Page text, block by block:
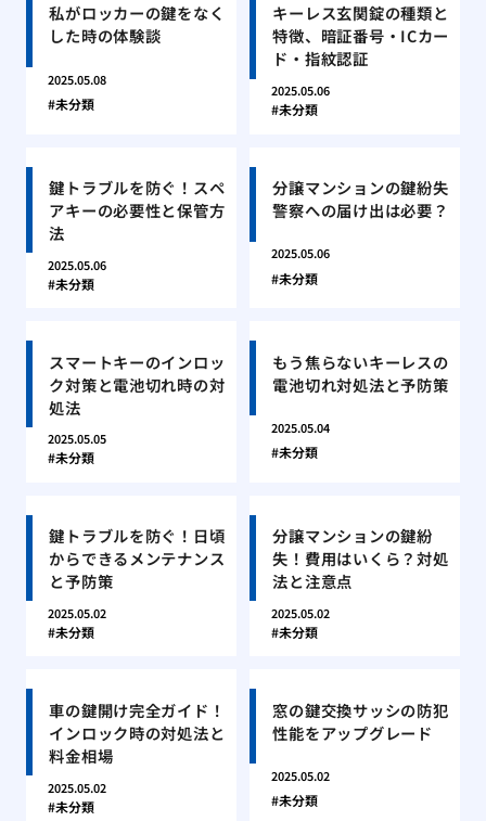
私がロッカーの鍵をなく
した時の体験談
2025.05.08
未分類
キーレス玄関錠の種類と
特徴、暗証番号・ICカー
ド・指紋認証
2025.05.06
未分類
鍵トラブルを防ぐ！スペ
アキーの必要性と保管方
法
2025.05.06
未分類
分譲マンションの鍵紛失
警察への届け出は必要？
2025.05.06
未分類
スマートキーのインロッ
ク対策と電池切れ時の対
処法
2025.05.05
未分類
もう焦らないキーレスの
電池切れ対処法と予防策
2025.05.04
未分類
鍵トラブルを防ぐ！日頃
からできるメンテナンス
と予防策
2025.05.02
未分類
分譲マンションの鍵紛
失！費用はいくら？対処
法と注意点
2025.05.02
未分類
車の鍵開け完全ガイド！
インロック時の対処法と
料金相場
2025.05.02
未分類
窓の鍵交換サッシの防犯
性能をアップグレード
2025.05.02
未分類